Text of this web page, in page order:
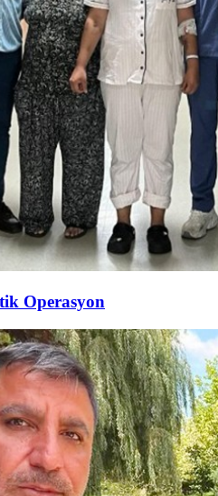
Operasyon